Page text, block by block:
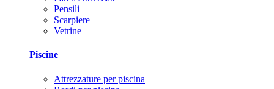
Pensili
Scarpiere
Vetrine
Piscine
Attrezzature per piscina